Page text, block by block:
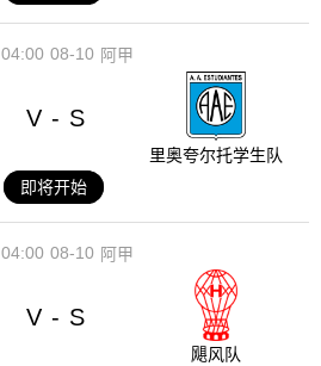
08-10
04:00 阿甲
V - S
里奥夸尔托学生队
即将开始
08-10
04:00 阿甲
V - S
飓风队